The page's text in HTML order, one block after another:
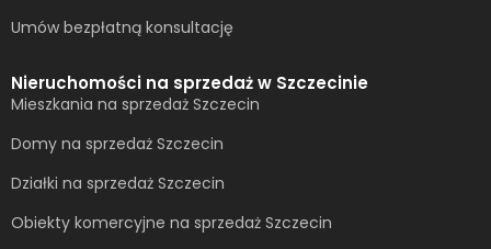
Umów bezpłatną konsultację​
Nieruchomości na sprzedaż w Szczecinie
Mieszkania na sprzedaż Szczecin
Domy na sprzedaż Szczecin
Działki na sprzedaż Szczecin
Obiekty komercyjne na sprzedaż Szczecin